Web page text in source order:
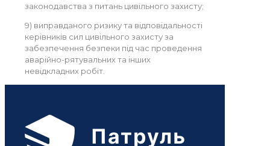
законодавства з питань цивільного захисту;
9) виправданого ризику та відповідальності
керівників сил цивільного захисту за
забезпечення безпеки під час проведення
аварійно-рятувальних та інших
невідкладних робіт.